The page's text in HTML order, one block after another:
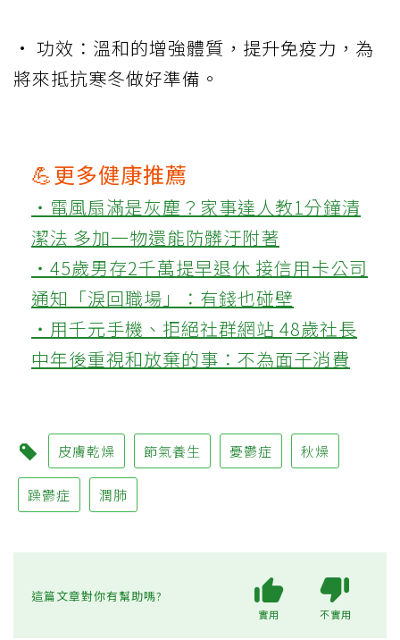
• 功效：溫和的增強體質，提升免疫力，為
將來抵抗寒冬做好準備。
💪更多健康推薦
‧電風扇滿是灰塵？家事達人教1分鐘清
潔法 多加一物還能防髒汙附著
‧45歲男存2千萬提早退休 接信用卡公司
通知「淚回職場」：有錢也碰壁
‧用千元手機、拒絕社群網站 48歲社長
中年後重視和放棄的事：不為面子消費
皮膚乾燥 節氣養生 憂鬱症 秋燥
躁鬱症 潤肺
這篇文章對你有幫助嗎?
實用 不實用